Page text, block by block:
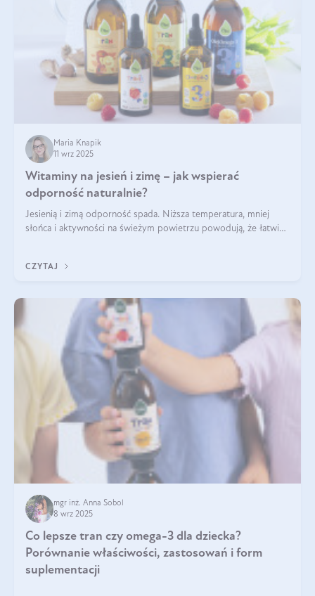
Maria Knapik
11 wrz 2025
Witaminy na jesień i zimę – jak wspierać
odporność naturalnie?
Jesienią i zimą odporność spada. Niższa temperatura, mniej
słońca i aktywności na świeżym powietrzu powodują, że łatwiej
suplementować jesienią i zimą?
CZYTAJ
mgr inż. Anna Sobol
8 wrz 2025
Co lepsze tran czy omega-3 dla dziecka?
Porównanie właściwości, zastosowań i form
suplementacji